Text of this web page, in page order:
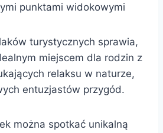
punktami widokowymi
turystycznych sprawia,
miejscem dla rodzin z
relaksu w naturze,
entuzjastów przygód.
można spotkać unikalną